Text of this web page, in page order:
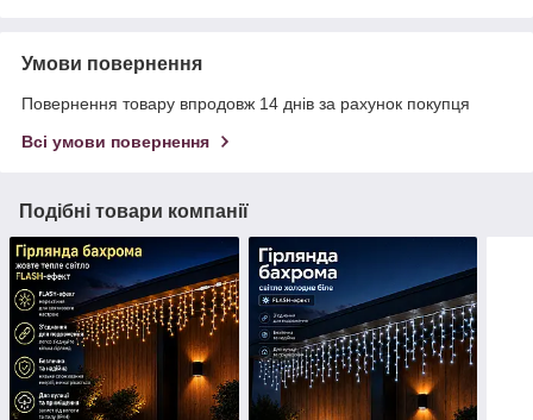
Умови повернення
Повернення товару впродовж 14 днів за рахунок покупця
Всі умови повернення
Подібні товари компанії